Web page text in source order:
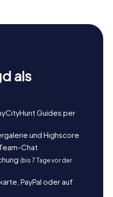
als
Guides per
und Highscore
Chat
(bis 7 Tage vor der
PayPal oder auf